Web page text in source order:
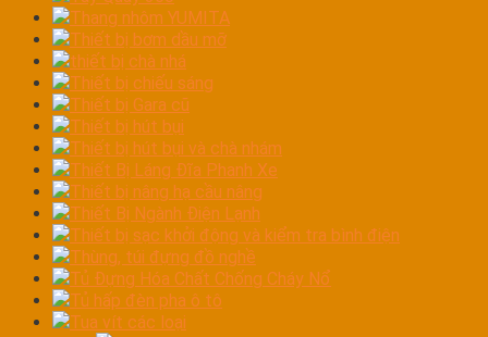
Thang nhôm YUMITA
Thiết bị bơm dầu mỡ
thiết bị chà nhá
Thiết bị chiếu sáng
Thiết bị Gara cũ
Thiết bị hút bụi
Thiết bị hút bụi và chà nhám
Thiết Bị Láng Đĩa Phanh Xe
Thiết bị nâng hạ cầu nâng
Thiết Bị Ngành Điện Lạnh
Thiết bị sạc khởi động và kiểm tra bình điện
Thùng, túi đựng đồ nghề
Tủ Đựng Hóa Chất Chống Cháy Nổ
Tủ hấp đèn pha ô tô
Tua vít các loại